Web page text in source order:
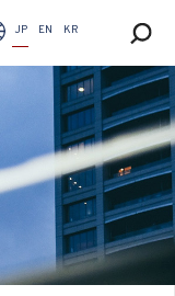
JP EN KR